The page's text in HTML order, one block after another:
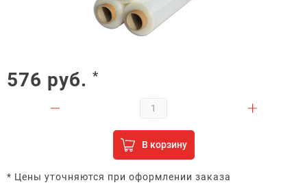
576 руб. *
В корзину
* Цены уточняются при оформлении заказа